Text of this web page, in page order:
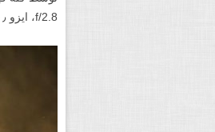
f/2.8، ایزو ۱۰۰٫